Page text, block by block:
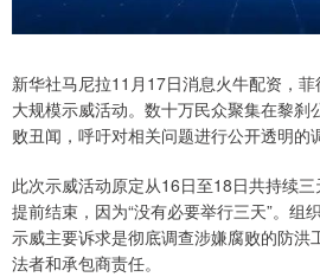
新华社马尼拉11月17日消息火牛配资，
大规模示威活动。数十万民众聚集在黎刹
败丑闻，呼吁对相关问题进行公开透明的
此次示威活动原定从16日至18日共持续
提前结束，因为“没有必要举行三天”。组
示威主要诉求是彻底调查涉嫌腐败的防洪
法者和承包商责任。